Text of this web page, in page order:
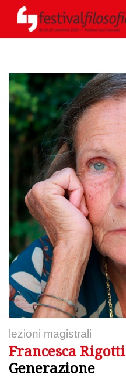
lezioni magistrali
Francesca Rigotti
Generazione